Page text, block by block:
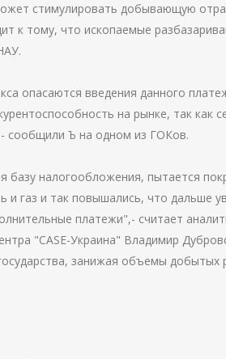
стимулировать добывающую
к тому, что ископаемые
опасаются введения данного
на рынке, так как
сообщили Ъ на одном из ГОКов.
базу налогообложения, пытается
и газ и так повышались, что дальше
платежи",- считает
"CASE-Украина" Владимир
занижая объемы добытых